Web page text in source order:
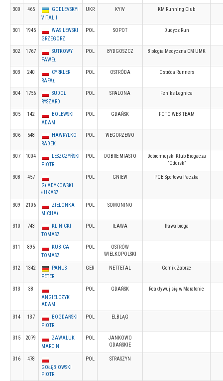
300 465
GODLEVSKYI
VITALII
UKR KYIV KM Running Club
301 1945
WASILEWSKI
GRZEGORZ
POL SOPOT Dudycz Run
302 1767
SUTKOWY
PAWEŁ
POL BYDGOSZCZ Biologia Medyczna CM UMK
303 240
CYRKLER
RAFAŁ
POL OSTRÓDA Ostróda Runners
304 1756
SUDOŁ
RYSZARD
POL SPALONA Feniks Legnica
305 142
BOLEWSKI
ADAM
POL GDAŃSK FOTO WEB TEAM
306 548
HAWRYLKO
RADEK
POL WEGORZEWO
307 1004
LESZCZYŃSKI
PIOTR
POL DOBRE MIASTO
Dobromiejski Klub Biegacza
"Odcisk"
308
457
GŁADYKOWSKI
ŁUKASZ
POL GNIEW PGB Sportowa Paczka
309 2106
ZIELONKA
MICHAŁ
POL SOMONINO
310 743
KLINICKI
TOMASZ
POL IŁAWA Iława biega
311 895
KUBICA
TOMASZ
POL
OSTRÓW
WIELKOPOLSKI
312 1342
PANUS
PETER
GER NETTETAL Gornik Zabrze
313
38
ANGIELCZYK
ADAM
POL GDAŃSK Reaktywuj się w Maratonie
314 137
BOGDAŃSKI
PIOTR
POL ELBLĄG
315 2079
ZAWALUK
MARCIN
POL
JANKOWO
GDAŃSKIE
316
478
GOŁĘBIOWSKI
PIOTR
POL STRASZYN